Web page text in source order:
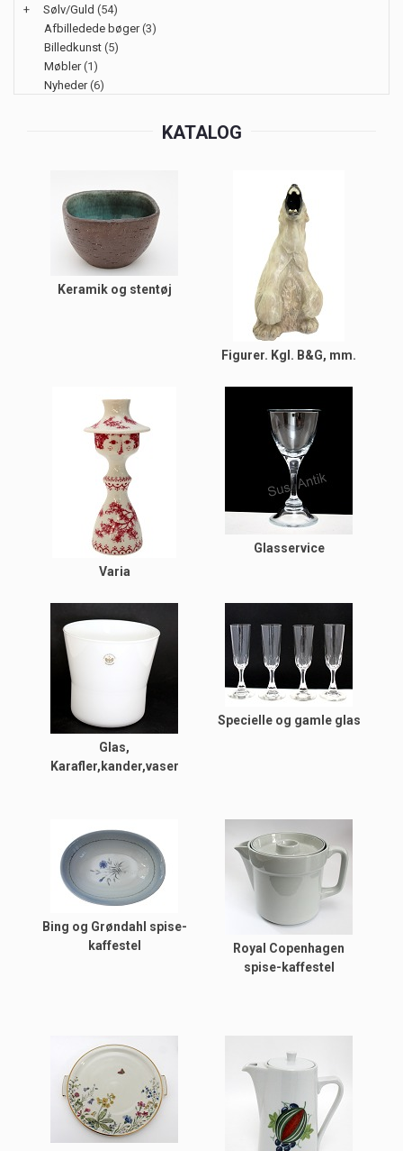
+
Sølv/Guld (54)
Afbilledede bøger(3)
Billedkunst (5)
Møbler(1)
Nyheder(6)
KATALOG
Keramik og stentøj
Figurer. Kgl. B&G, mm.
Varia
Glasservice
Glas,
Karafler,kander,vaser
Specielle og gamle glas
Bing og Grøndahl spise-
kaffestel
Royal Copenhagen
spise-kaffestel